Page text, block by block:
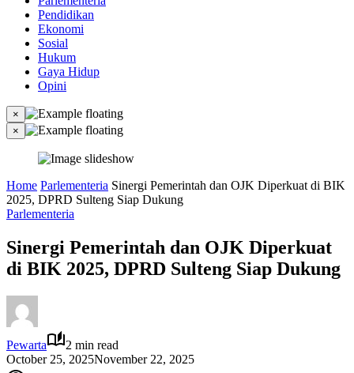
Pendidikan
Ekonomi
Sosial
Hukum
Gaya Hidup
Opini
×
×
Home Parlementeria Sinergi Pemerintah dan OJK Diperkuat di BIK
2025, DPRD Sulteng Siap Dukung
Parlementeria
Sinergi Pemerintah dan OJK Diperkuat
di BIK 2025, DPRD Sulteng Siap Dukung
Pewarta
2 min read
October 25, 2025November 22, 2025